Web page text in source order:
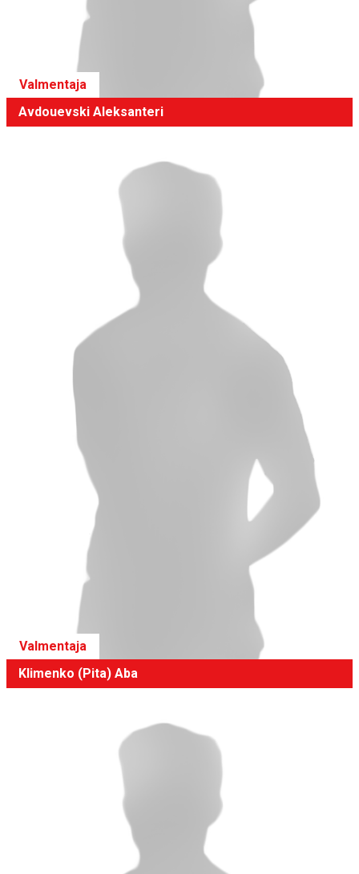
Valmentaja
Avdouevski Aleksanteri
Valmentaja
Klimenko (Pita) Aba